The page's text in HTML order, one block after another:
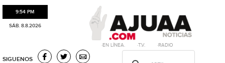
9:54 PM
SÁB. 8.8.2026
·EN LÍNEA. ·T.V. ·RADIO
SIGUENOS